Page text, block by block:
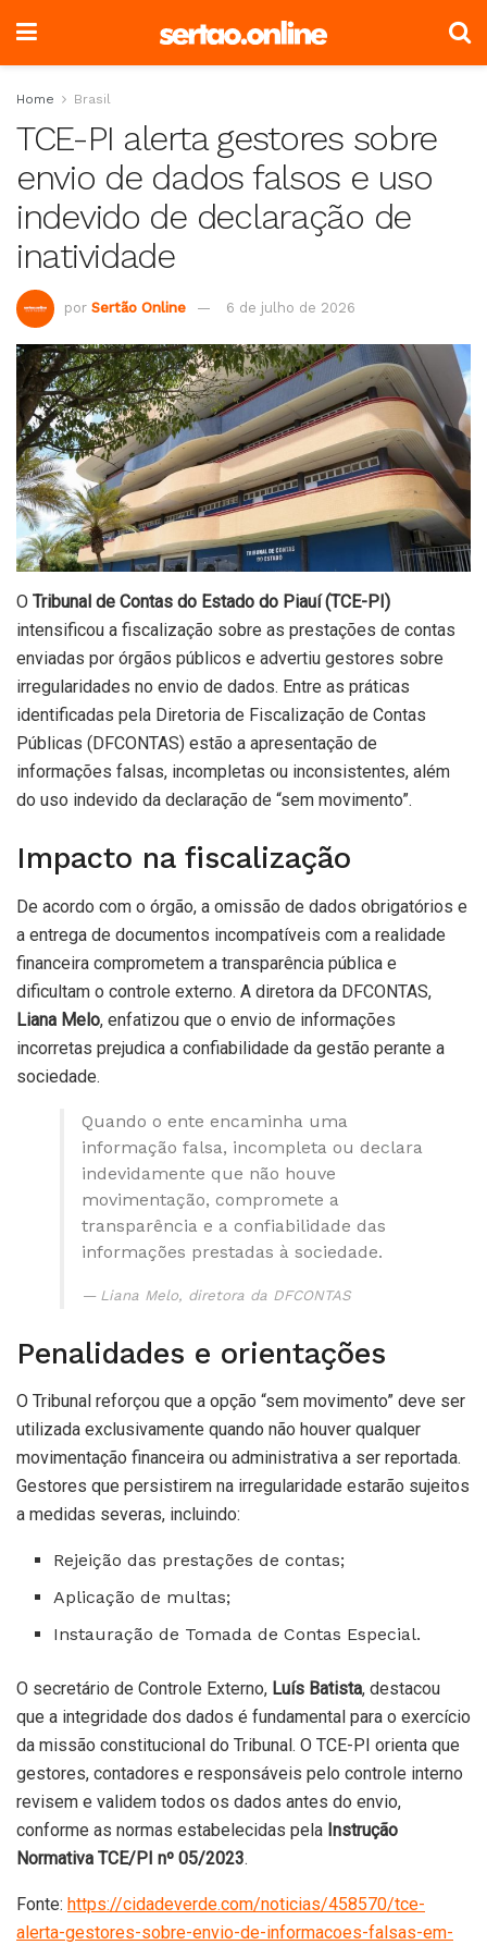
Home Brasil
TCE-PI alerta gestores sobre
envio de dados falsos e uso
indevido de declaração de
inatividade
por Sertão Online 6 de julho de 2026
O Tribunal de Contas do Estado do Piauí (TCE-PI)
intensificou a fiscalização sobre as prestações de contas
enviadas por órgãos públicos e advertiu gestores sobre
irregularidades no envio de dados. Entre as práticas
identificadas pela Diretoria de Fiscalização de Contas
Públicas (DFCONTAS) estão a apresentação de
informações falsas, incompletas ou inconsistentes, além
do uso indevido da declaração de “sem movimento”.
Impacto na fiscalização
De acordo com o órgão, a omissão de dados obrigatórios e
a entrega de documentos incompatíveis com a realidade
financeira comprometem a transparência pública e
dificultam o controle externo. A diretora da DFCONTAS,
Liana Melo, enfatizou que o envio de informações
incorretas prejudica a confiabilidade da gestão perante a
sociedade.
Quando o ente encaminha uma
informação falsa, incompleta ou declara
indevidamente que não houve
movimentação, compromete a
transparência e a confiabilidade das
informações prestadas à sociedade.
Liana Melo, diretora da DFCONTAS
Penalidades e orientações
O Tribunal reforçou que a opção “sem movimento” deve ser
utilizada exclusivamente quando não houver qualquer
movimentação financeira ou administrativa a ser reportada.
Gestores que persistirem na irregularidade estarão sujeitos
a medidas severas, incluindo:
Rejeição das prestações de contas;
Aplicação de multas;
Instauração de Tomada de Contas Especial.
O secretário de Controle Externo, Luís Batista, destacou
que a integridade dos dados é fundamental para o exercício
da missão constitucional do Tribunal. O TCE-PI orienta que
gestores, contadores e responsáveis pelo controle interno
revisem e validem todos os dados antes do envio,
conforme as normas estabelecidas pela Instrução
Normativa TCE/PI nº 05/2023.
Fonte: https://cidadeverde.com/noticias/458570/tce-
alerta-gestores-sobre-envio-de-informacoes-falsas-em-